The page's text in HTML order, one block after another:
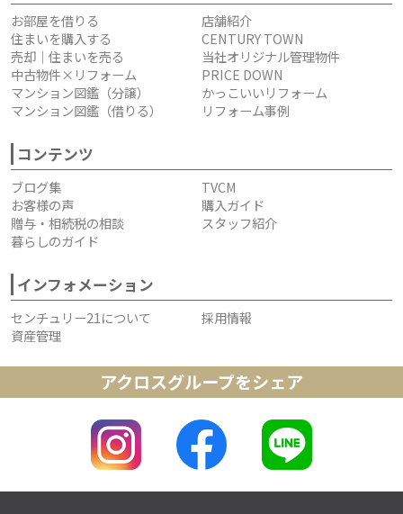
お部屋を借りる
店舗紹介
住まいを購入する
CENTURY TOWN
売却｜住まいを売る
当社オリジナル管理物件
中古物件×リフォーム
PRICE DOWN
マンション図鑑（分譲）
かっこいいリフォーム
マンション図鑑（借りる）
リフォーム事例
コンテンツ
ブログ集
TVCM
お客様の声
購入ガイド
贈与・相続税の相談
スタッフ紹介
暮らしのガイド
インフォメーション
センチュリー21について
採用情報
資産管理
アクロスグループをシェア